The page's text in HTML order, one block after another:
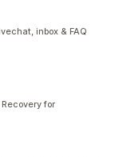
inbox & FAQ
for